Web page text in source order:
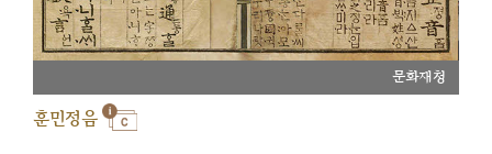
문화재청
훈민정음